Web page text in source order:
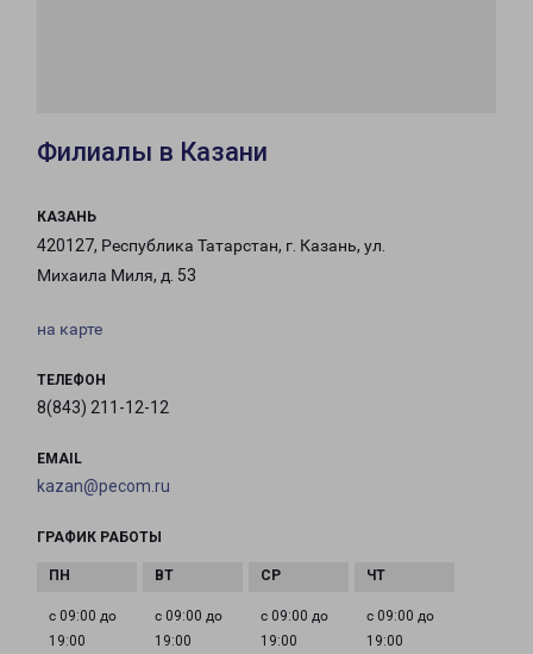
Филиалы в Казани
КАЗАНЬ
420127, Республика Татарстан, г. Казань, ул.
Михаила Миля, д. 53
на карте
ТЕЛЕФОН
8(843) 211-12-12
EMAIL
kazan@pecom.ru
ГРАФИК РАБОТЫ
с 09:00 до
19:00
с 09:00 до
19:00
с 09:00 до
19:00
с 09:00 до
19:00